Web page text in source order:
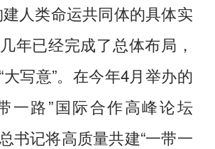
建人类命运共同体的具体实
年已经完成了总体布局，
写意”。在今年4月举办的
一路”国际合作高峰论坛
书记将高质量共建“一带一